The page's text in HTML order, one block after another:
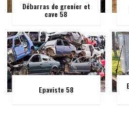
Débarras de grenier et
cave 58
Epaviste 58